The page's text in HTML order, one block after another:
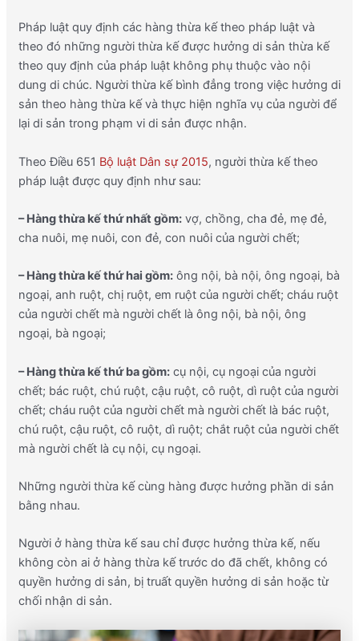
Pháp luật quy định các hàng thừa kế theo pháp luật và
theo đó những người thừa kế được hưởng di sản thừa kế
theo quy định của pháp luật không phụ thuộc vào nội
dung di chúc. Người thừa kế bình đẳng trong việc hưởng di
sản theo hàng thừa kế và thực hiện nghĩa vụ của người để
lại di sản trong phạm vi di sản được nhận.
Theo Điều 651 Bộ luật Dân sự 2015, người thừa kế theo
pháp luật được quy định như sau:
– Hàng thừa kế thứ nhất gồm:vợ, chồng, cha đẻ, mẹ đẻ,
cha nuôi, mẹ nuôi, con đẻ, con nuôi của người chết;
– Hàng thừa kế thứ hai gồm:ông nội, bà nội, ông ngoại, bà
ngoại, anh ruột, chị ruột, em ruột của người chết; cháu ruột
của người chết mà người chết là ông nội, bà nội, ông
ngoại, bà ngoại;
– Hàng thừa kế thứ ba gồm:cụ nội, cụ ngoại của người
chết; bác ruột, chú ruột, cậu ruột, cô ruột, dì ruột của người
chết; cháu ruột của người chết mà người chết là bác ruột,
chú ruột, cậu ruột, cô ruột, dì ruột; chắt ruột của người chết
mà người chết là cụ nội, cụ ngoại.
Những người thừa kế cùng hàng được hưởng phần di sản
bằng nhau.
Người ở hàng thừa kế sau chỉ được hưởng thừa kế, nếu
không còn ai ở hàng thừa kế trước do đã chết, không có
quyền hưởng di sản, bị truất quyền hưởng di sản hoặc từ
chối nhận di sản.